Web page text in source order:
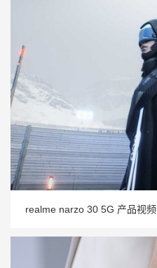
realme narzo 30 5G 产品视频
realme narzo 30 5G 产品视频